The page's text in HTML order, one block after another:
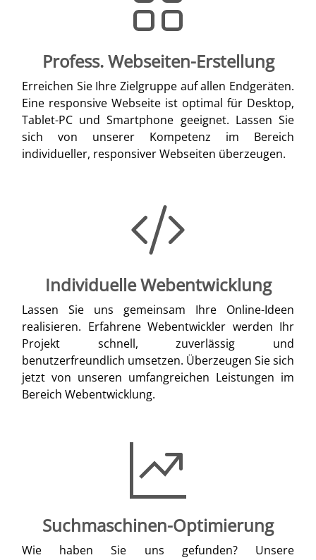
Profess. Webseiten-Erstellung
Erreichen Sie Ihre Zielgruppe auf allen Endgeräten.
Eine responsive Webseite ist optimal für Desktop,
Tablet-PC und Smartphone geeignet. Lassen Sie
sich von unserer Kompetenz im Bereich
individueller, responsiver Webseiten überzeugen.
Individuelle Webentwicklung
Lassen Sie uns gemeinsam Ihre Online-Ideen
realisieren. Erfahrene Webentwickler werden Ihr
Projekt schnell, zuverlässig und
benutzerfreundlich umsetzen. Überzeugen Sie sich
jetzt von unseren umfangreichen Leistungen im
Bereich Webentwicklung.
Suchmaschinen-Optimierung
Wie haben Sie uns gefunden? Unsere